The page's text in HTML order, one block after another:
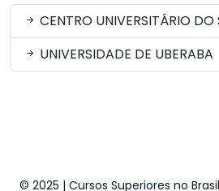
CENTRO UNIVERSITÁRIO DO
UNIVERSIDADE DE UBERABA
© 2025 | Cursos Superiores no Brasil